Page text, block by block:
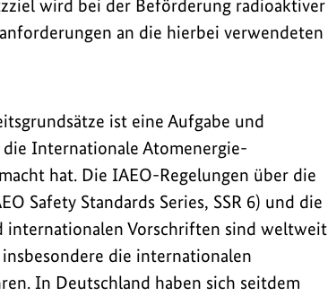
wird bei der Beförderung radioaktiver
an die hierbei verwendeten
ist eine Aufgabe und
Internationale Atomenergie-
hat. Die IAEO-Regelungen über die
Safety Standards Series, SSR 6) und die
internationalen Vorschriften sind weltweit
die internationalen
In Deutschland haben sich seitdem